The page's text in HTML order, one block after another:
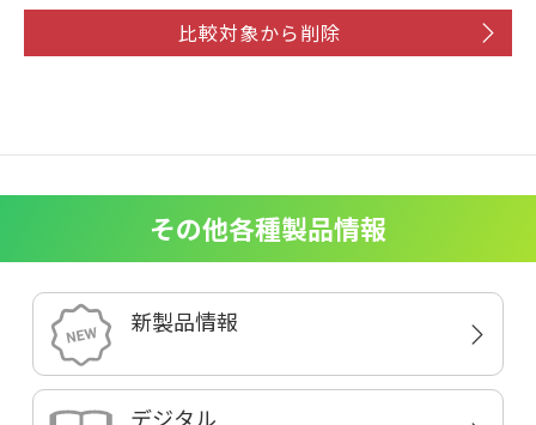
比較対象から削除
その他各種製品情報
新製品情報
デジタル